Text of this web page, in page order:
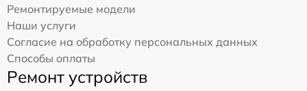
Ремонтируемые модели
Наши услуги
Согласие на обработку персональных данных
Способы оплаты
Ремонт устройств